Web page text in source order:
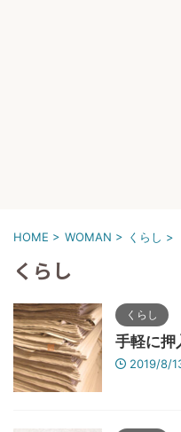
HOME > WOMAN > くらし >
くらし
くらし
手軽に押
2019/8/